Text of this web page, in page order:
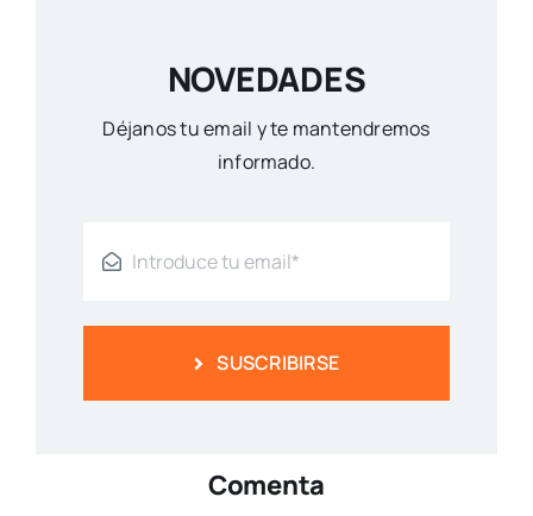
NOVEDADES
Déjanos tu email y te mantendremos
informado.
SUSCRIBIRSE
Comenta